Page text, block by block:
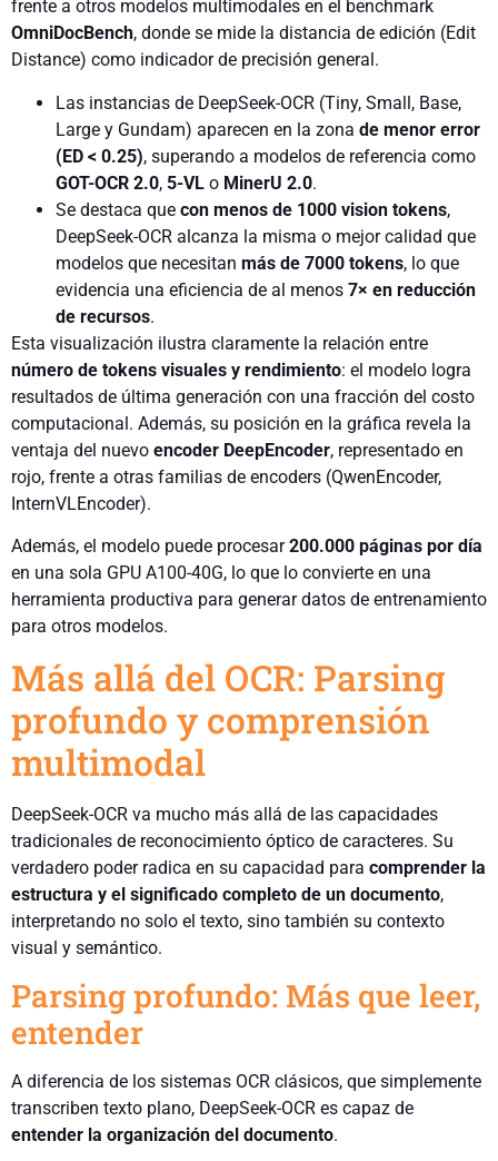
frente a otros modelos multimodales en el benchmark
OmniDocBench, donde se mide la distancia de edición (Edit
Distance) como indicador de precisión general.
Las instancias de DeepSeek-OCR (Tiny, Small, Base,
Large y Gundam) aparecen en la zona de menor error
(ED < 0.25), superando a modelos de referencia como
GOT-OCR 2.0, 5-VL o MinerU 2.0.
Se destaca que con menos de 1000 vision tokens,
DeepSeek-OCR alcanza la misma o mejor calidad que
modelos que necesitan más de 7000 tokens, lo que
evidencia una eficiencia de al menos 7× en reducción
de recursos.
Esta visualización ilustra claramente la relación entre
número de tokens visuales y rendimiento: el modelo logra
resultados de última generación con una fracción del costo
computacional. Además, su posición en la gráfica revela la
ventaja del nuevo encoder DeepEncoder, representado en
rojo, frente a otras familias de encoders (QwenEncoder,
InternVLEncoder).
Además, el modelo puede procesar200.000 páginas por día
en una sola GPU A100-40G, lo que lo convierte en una
herramienta productiva para generar datos de entrenamiento
para otros modelos.
Más allá del OCR: Parsing
profundo y comprensión
multimodal
DeepSeek-OCR va mucho más allá de las capacidades
tradicionales de reconocimiento óptico de caracteres. Su
verdadero poder radica en su capacidad para comprender la
estructura y el significado completo de un documento,
interpretando no solo el texto, sino también su contexto
visual y semántico.
Parsing profundo: Más que leer,
entender
A diferencia de los sistemas OCR clásicos, que simplemente
transcriben texto plano, DeepSeek-OCR es capaz de
entender la organización del documento.